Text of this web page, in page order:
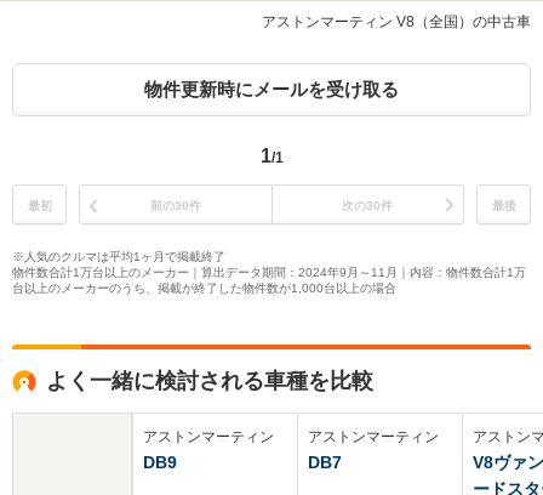
アストンマーティン V8（全国）の中古車
物件更新時にメールを受け取る
1/1
最初 前の30件 次の30件 最後
※人気のクルマは平均1ヶ月で掲載終了
物件数合計1万台以上のメーカー｜算出データ期間：2024年9月～11月｜内容：物件数合計1万
台以上のメーカーのうち、掲載が終了した物件数が1,000台以上の場合
よく一緒に検討される車種を比較
アストンマーティン
DB9
アストンマーティン
DB7
アストン
V8ヴァ
ードス